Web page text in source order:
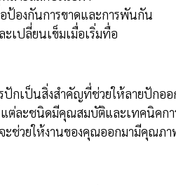
องกันการขาดและการพันกัน
เปลี่ยนเข็มเมื่อเริ่มทื่อ
ปักเป็นสิ่งสำคัญที่ช่วยให้ลายปักอ
ต่ละชนิดมีคุณสมบัติและเทคนิคก
ะช่วยให้งานของคุณออกมามีคุณภ